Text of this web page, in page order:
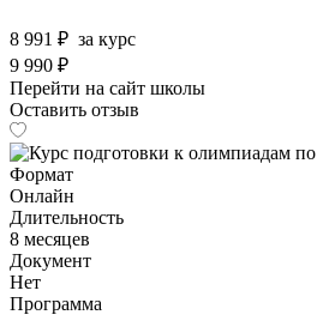
8 991 ₽ за курс
9 990 ₽
Перейти на сайт школы
Оставить отзыв
Формат
Онлайн
Длительность
8 месяцев
Документ
Нет
Программа